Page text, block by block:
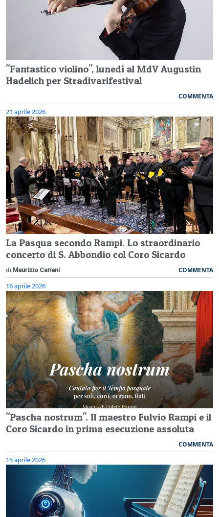
"Fantastico violino", lunedì al MdV Augustin
Hadelich per Stradivarifestival
COMMENTA
21 aprile 2026
La Pasqua secondo Rampi. Lo straordinario
concerto di S. Abbondio col Coro Sicardo
di Maurizio Cariani COMMENTA
16 aprile 2026
"Pascha nostrum". Il maestro Fulvio Rampi e il
Coro Sicardo in prima esecuzione assoluta
COMMENTA
15 aprile 2026